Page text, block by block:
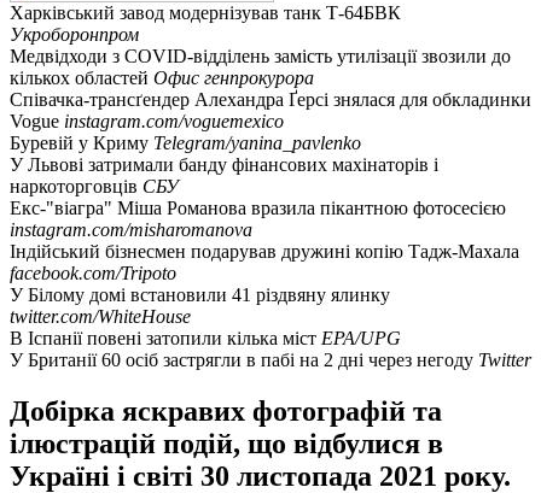
Харківський завод модернізував танк Т-64БВК
Укроборонпром
Медвідходи з COVID-відділень замість утилізації звозили до
кількох областей Офис генпрокурора
Співачка-трансґендер Алехандра Ґерсі знялася для обкладинки
Vogue instagram.com/voguemexico
Буревій у Криму Telegram/yanina_pavlenko
У Львові затримали банду фінансових махінаторів і
наркоторговців СБУ
Екс-"віагра" Міша Романова вразила пікантною фотосесією
instagram.com/misharomanova
Індійський бізнесмен подарував дружині копію Тадж-Махала
facebook.com/Tripoto
У Білому домі встановили 41 різдвяну ялинку
twitter.com/WhiteHouse
В Іспанії повені затопили кілька міст EPA/UPG
У Британії 60 осіб застрягли в пабі на 2 дні через негоду Twitter
Добірка яскравих фотографій та
ілюстрацій подій, що відбулися в
Україні і світі 30 листопада 2021 року.